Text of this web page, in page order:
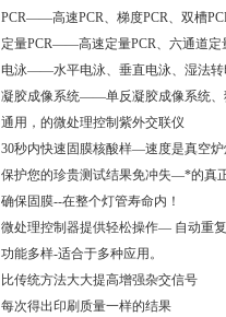
PCR——高速PCR、梯度PCR、双槽
定量PCR——高速定量PCR、六通道定
电泳——水平电泳、垂直电泳、湿法转
凝胶成像系统——单反凝胶成像系统、
通用，的微处理控制紫外交联仪
30秒内快速固膜核酸样—速度是真空炉
保护您的珍贵测试结果免冲失—*的真
确保固膜--在整个灯管寿命内！
微处理控制器提供轻松操作— 自动重
功能多样-适合于多种应用。
比传统方法大大提高增强杂交信号
每次得出印刷质量一样的结果